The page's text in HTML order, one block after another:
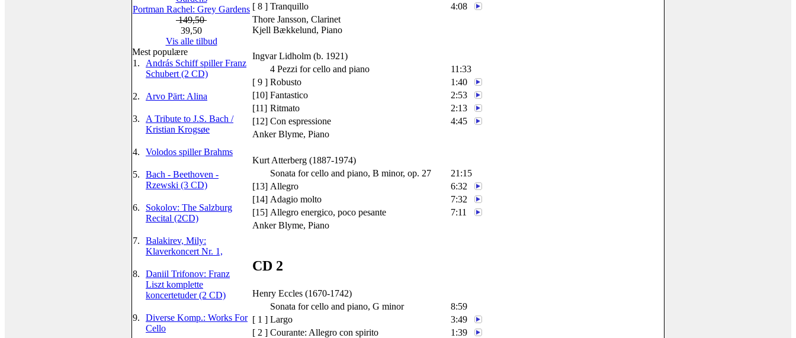
Portman Rachel: Grey Gardens
149,50
39,50
Vis alle tilbud
Mest populære
1.
András Schiff spiller Franz
Schubert (2 CD)
2. Arvo Pärt: Alina
3.
A Tribute to J.S. Bach /
Kristian Krogsøe
4. Volodos spiller Brahms
5.
Bach - Beethoven -
Rzewski (3 CD)
6.
Sokolov: The Salzburg
Recital (2CD)
7.
Balakirev, Mily:
Klaverkoncert Nr. 1,
8.
Daniil Trifonov: Franz
Liszt komplette
koncertetuder (2 CD)
9.
Diverse Komp.: Works For
Cello
[ 8 ] Tranquillo
4:08
Thore Jansson, Clarinet
Kjell Bækkelund, Piano
Ingvar Lidholm (b. 1921)
4 Pezzi for cello and piano
11:33
[ 9 ] Robusto
1:40
[10] Fantastico
2:53
[11] Ritmato
2:13
[12] Con espressione
4:45
Anker Blyme, Piano
Kurt Atterberg (1887-1974)
Sonata for cello and piano, B minor, op. 27
21:15
[13] Allegro
6:32
[14] Adagio molto
7:32
[15] Allegro energico, poco pesante
7:11
Anker Blyme, Piano
CD 2
Henry Eccles (1670-1742)
Sonata for cello and piano, G minor
8:59
[ 1 ] Largo
3:49
[ 2 ] Courante: Allegro con spirito
1:39